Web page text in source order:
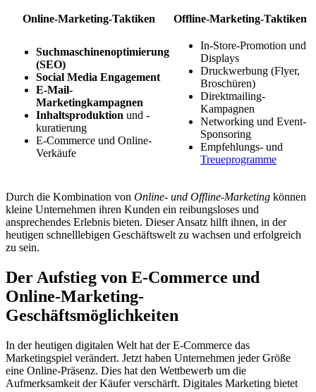
Online-Marketing-Taktiken Offline-Marketing-Taktiken
Suchmaschinenoptimierung
(SEO)
Social Media Engagement
E-Mail-
Marketingkampagnen
Inhaltsproduktion und -
kuratierung
E-Commerce und Online-
Verkäufe
In-Store-Promotion und
Displays
Druckwerbung (Flyer,
Broschüren)
Direktmailing-
Kampagnen
Networking und Event-
Sponsoring
Empfehlungs- und
Treueprogramme
Durch die Kombination von Online- und Offline-Marketing können
kleine Unternehmen ihren Kunden ein reibungsloses und
ansprechendes Erlebnis bieten. Dieser Ansatz hilft ihnen, in der
heutigen schnelllebigen Geschäftswelt zu wachsen und erfolgreich
zu sein.
Der Aufstieg von E-Commerce und
Online-Marketing-
Geschäftsmöglichkeiten
In der heutigen digitalen Welt hat der E-Commerce das
Marketingspiel verändert. Jetzt haben Unternehmen jeder Größe
eine Online-Präsenz. Dies hat den Wettbewerb um die
Aufmerksamkeit der Käufer verschärft. Digitales Marketing bietet